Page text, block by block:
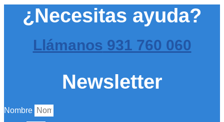
¿Necesitas ayuda?
Llámanos 931 760 060
Newsletter
Nombre